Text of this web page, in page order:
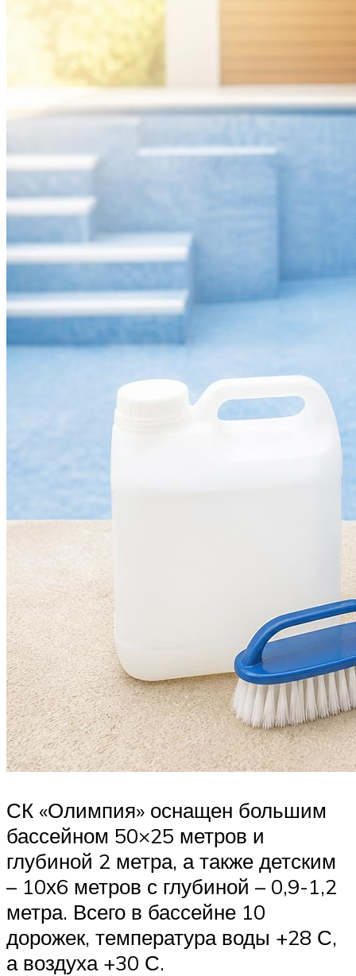
СК «Олимпия» оснащен большим
бассейном 50×25 метров и
глубиной 2 метра, а также детским
– 10х6 метров с глубиной – 0,9-1,2
метра. Всего в бассейне 10
дорожек, температура воды +28 С,
а воздуха +30 С.